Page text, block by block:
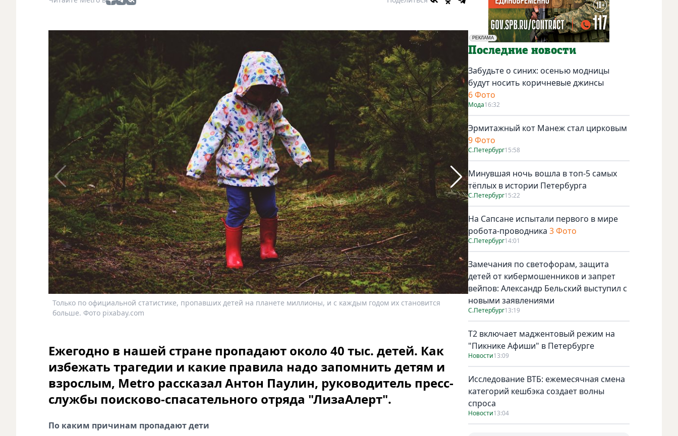
Только по официальной статистике, пропавших детей на планете миллионы, и с каждым годом их становится
больше. Фото pixabay.com
Символом Международного дня пропавших детей
Ежегодно в нашей стране пропадают около 40 тыс. детей. Как
избежать трагедии и какие правила надо запомнить детям и
взрослым, Metro рассказал Антон Паулин, руководитель пресс-
службы поисково-спасательного отряда "ЛизаАлерт".
По каким причинам пропадают дети
РЕКЛАМА
Социальная реклама
Последние новости
Забудьте о синих: осенью модницы
будут носить коричневые джинсы
6 Фото
Мода16:32
Эрмитажный кот Манеж стал цирковым
9 Фото
С.Петербург15:58
Минувшая ночь вошла в топ-5 самых
тёплых в истории Петербурга
С.Петербург15:22
На Сапсане испытали первого в мире
робота-проводника 3 Фото
С.Петербург14:01
Замечания по светофорам, защита
детей от кибермошенников и запрет
вейпов: Александр Бельский выступил с
новыми заявлениями
С.Петербург13:19
Т2 включает маджентовый режим на
"Пикнике Афиши" в Петербурге
Новости13:09
Исследование ВТБ: ежемесячная смена
категорий кешбэка создает волны
спроса
Новости13:04